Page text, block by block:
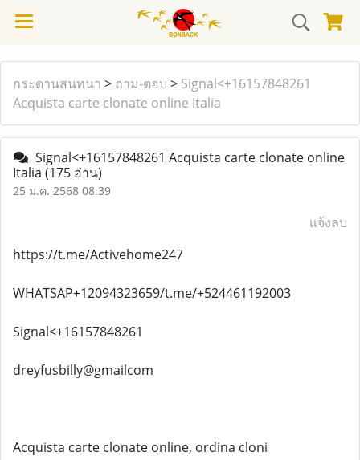
กระดานสนทนา > ถาม-ตอบ > Signal<+16157848261
Acquista carte clonate online Italia
Signal<+16157848261 Acquista carte clonate online
Italia (175 อ่าน)
25 ม.ค. 2568 08:39
แจ้งลบ
https://t.me/Activehome247
WHATSAP+12094323659/t.me/+524461192003
Signal<+16157848261
dreyfusbilly@gmailcom
Acquista carte clonate online, ordina cloni